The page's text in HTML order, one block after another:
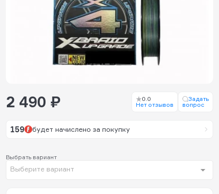
Выбрать вариант
Выберите вариант
2 490 ₽
0.0
Нет отзывов
Задать
вопрос
159 будет начислено за покупку